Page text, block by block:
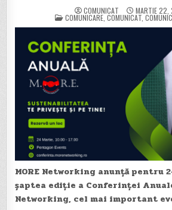
COMUNICAT MARTIE
POSTED
IN
COMUNICARE, COMUNICAT,
MORE Networking anunță pentru
șaptea ediție a Conferinței
Networking, cel mai important